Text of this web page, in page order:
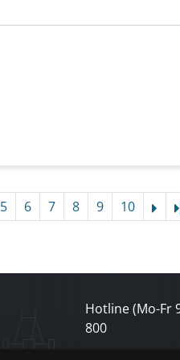
5 6 7 8 9 10
Hotline (Mo-Fr
800